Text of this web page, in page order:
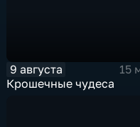
9 августа
15
Крошечные чудеса